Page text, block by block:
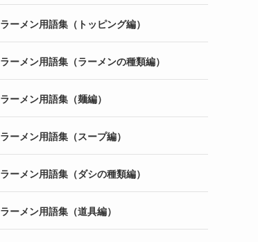
ラーメン用語集（トッピング編）
ラーメン用語集（ラーメンの種類編）
ラーメン用語集（麺編）
ラーメン用語集（スープ編）
ラーメン用語集（ダシの種類編）
ラーメン用語集（道具編）